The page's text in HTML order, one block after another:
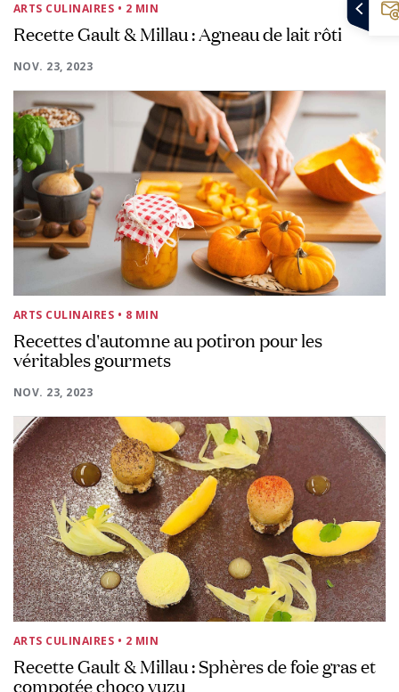
ARTS CULINAIRES • 2 MIN
Recette Gault & Millau : Agneau de lait rôti
NOV. 23, 2023
ARTS CULINAIRES • 8 MIN
Recettes d'automne au potiron pour les
véritables gourmets
NOV. 23, 2023
ARTS CULINAIRES • 2 MIN
Recette Gault & Millau : Sphères de foie gras et
compotée choco yuzu